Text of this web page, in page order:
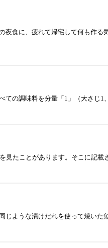
食に、疲れて帰宅して何も作る
の調味料を分量「1」（大さじ
たことがあります。そこに記
ような漬けだれを使って焼い